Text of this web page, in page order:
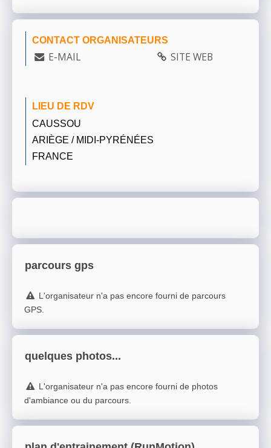
CONTACT ORGANISATEURS
E-MAIL SITE WEB
LIEU DE RDV
CAUSSOU
ARIÈGE / MIDI-PYRÉNÉES
FRANCE
parcours gps
L'organisateur n'a pas encore fourni de parcours
GPS.
quelques photos...
L'organisateur n'a pas encore fourni de photos
d'ambiance ou du parcours.